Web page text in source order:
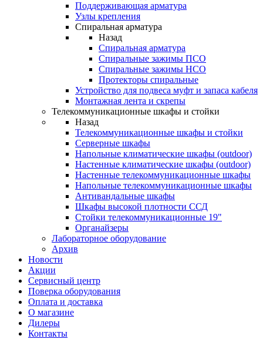
Поддерживающая арматура
Узлы крепления
Спиральная арматура
Назад
Спиральная арматура
Спиральные зажимы ПСО
Спиральные зажимы НСО
Протекторы спиральные
Устройство для подвеса муфт и запаса кабеля
Монтажная лента и скрепы
Телекоммуникационные шкафы и стойки
Назад
Телекоммуникационные шкафы и стойки
Серверные шкафы
Напольные климатические шкафы (outdoor)
Настенные климатические шкафы (outdoor)
Настенные телекоммуникационные шкафы
Напольные телекоммуникационные шкафы
Антивандальные шкафы
Шкафы высокой плотности ССД
Стойки телекоммуникационные 19"
Органайзеры
Лабораторное оборудование
Архив
Новости
Акции
Сервисный центр
Поверка оборудования
Оплата и доставка
О магазине
Дилеры
Контакты